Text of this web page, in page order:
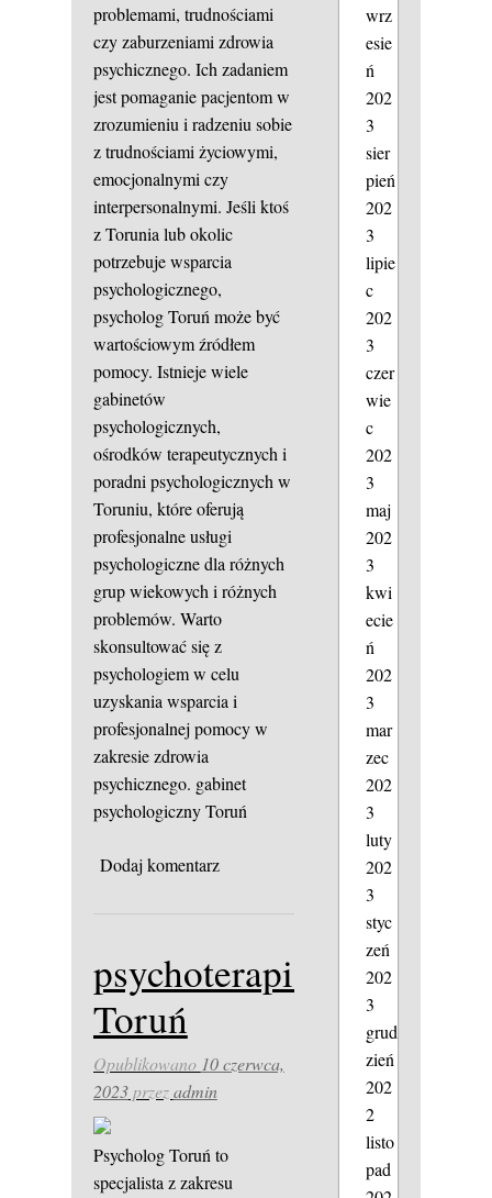
problemami, trudnościami
czy zaburzeniami zdrowia
psychicznego. Ich zadaniem
jest pomaganie pacjentom w
zrozumieniu i radzeniu sobie
z trudnościami życiowymi,
emocjonalnymi czy
interpersonalnymi. Jeśli ktoś
z Torunia lub okolic
potrzebuje wsparcia
psychologicznego,
psycholog Toruń może być
wartościowym źródłem
pomocy. Istnieje wiele
gabinetów
psychologicznych,
ośrodków terapeutycznych i
poradni psychologicznych w
Toruniu, które oferują
profesjonalne usługi
psychologiczne dla różnych
grup wiekowych i różnych
problemów. Warto
skonsultować się z
psychologiem w celu
uzyskania wsparcia i
profesjonalnej pomocy w
zakresie zdrowia
psychicznego. gabinet
psychologiczny Toruń
Dodaj komentarz
psychoterapia
Toruń
Opublikowano 10 czerwca,
2023przezadmin
Psycholog Toruń to
specjalista z zakresu
wrz
esie
ń
202
3
sier
pień
202
3
lipie
c
202
3
czer
wie
c
202
3
maj
202
3
kwi
ecie
ń
202
3
mar
zec
202
3
luty
202
3
styc
zeń
202
3
grud
zień
202
2
listo
pad